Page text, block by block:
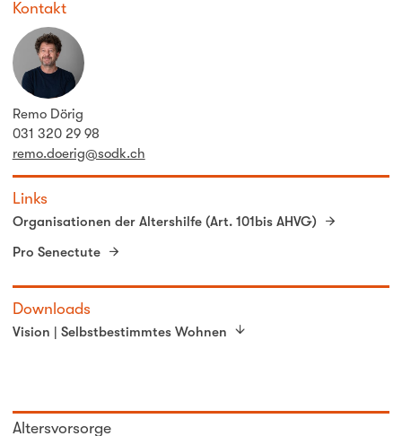
Kontakt
Remo Dörig
031 320 29 98
remo.doerig@sodk.ch
Links
Organisationen der Altershilfe (Art. 101bis AHVG)
Pro Senectute
Downloads
Vision | Selbstbestimmtes Wohnen
Altersvorsorge